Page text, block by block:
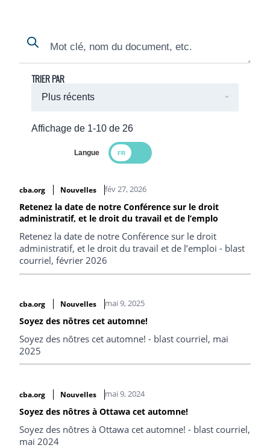
Search
Search
Affichage de 1-10 de 26
TRIER PAR
Langue
cba.org
Nouvelles fév 27, 2026
Retenez la date de notre Conférence sur le droit
administratif, et le droit du travail et de l’emplo
Retenez la date de notre Conférence sur le droit
administratif, et le droit du travail et de l’emploi - blast
courriel, février 2026
cba.org Nouvelles mai 9, 2025
Soyez des nôtres cet automne!
Soyez des nôtres cet automne! - blast courriel, mai
2025
cba.org Nouvelles mai 9, 2024
Soyez des nôtres à Ottawa cet automne!
Soyez des nôtres à Ottawa cet automne! - blast courriel,
mai 2024